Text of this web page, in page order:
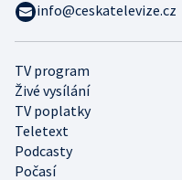
TV program
Živé vysílání
TV poplatky
Teletext
Podcasty
Počasí
info@ceskatelevize.cz